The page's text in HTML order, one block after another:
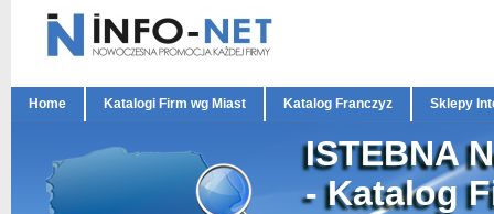
Home Katalogi Firm wg Miast Katalog Franczyz Sklepy
ISTEBNA
- Katalog